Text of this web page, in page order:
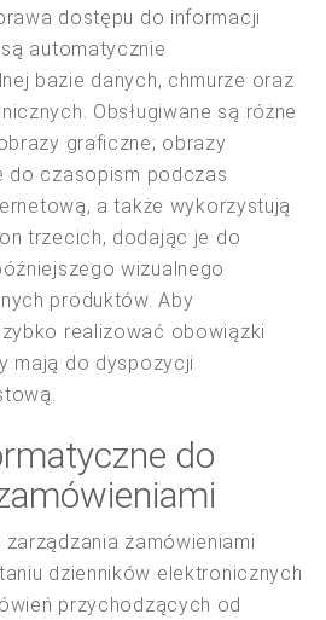
dostępu do informacji
automatycznie
bazie danych, chmurze oraz
Obsługiwane są różne
graficzne; obrazy
do czasopism podczas
a także wykorzystują
trzecich, dodając je do
wizualnego
produktów. Aby
realizować obowiązki
mają do dyspozycji
do
zamówieniami
dzienników elektronicznych
przychodzących od